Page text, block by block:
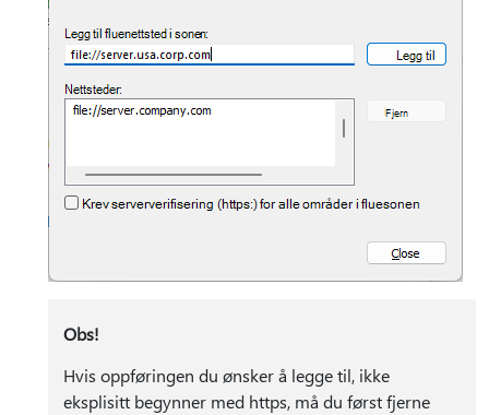
Obs!
Hvis oppføringen du ønsker å legge til, ikke
eksplisitt begynner med https, må du først fjerne